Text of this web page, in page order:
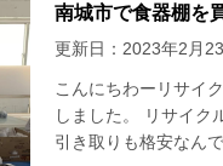
南城市で食器棚を
更新日： 2023年2月
こんにちわーリサイ
しました。 リサイク
引き取りも格安なん